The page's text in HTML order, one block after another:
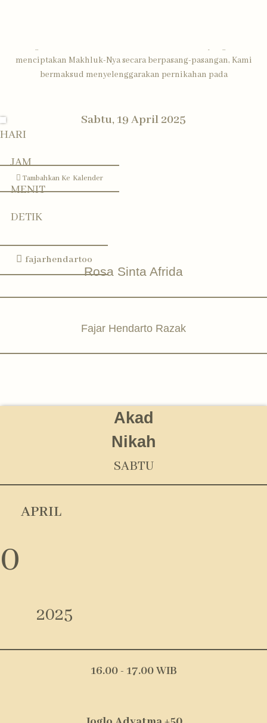
HARI
JAM
MENIT
DETIK
menciptakan Makhluk-Nya secara berpasang-pasangan, Kami
bermaksud menyelenggarakan pernikahan pada
Sabtu, 19 April 2025
Tambahkan Ke Kalender
Rosa Sinta Afrida
Putri Kedua dari
rosasinta
Fajar Hendarto Razak
Putra Pertama dari
fajarhendartoo
Akad
Nikah
SABTU
APRIL
0
2025
16.00 - 17.00 WIB